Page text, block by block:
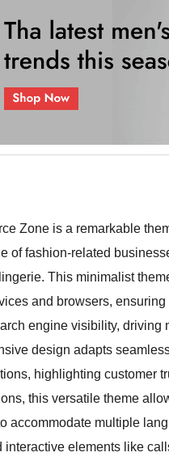
Zone is a remarkable
of fashion-related
This minimalist
and browsers,
engine visibility, driving
design adapts
highlighting customer
this versatile theme
accommodate multiple
interactive elements like